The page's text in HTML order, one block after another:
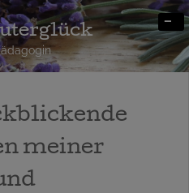
-
meiner